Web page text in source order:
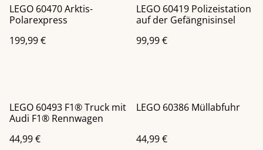
LEGO 60470 Arktis-
Polarexpress
199,99 €
LEGO 60419 Polizeistation
auf der Gefängnisinsel
99,99 €
LEGO 60493 F1® Truck mit
Audi F1® Rennwagen
44,99 €
LEGO 60386 Müllabfuhr
44,99 €